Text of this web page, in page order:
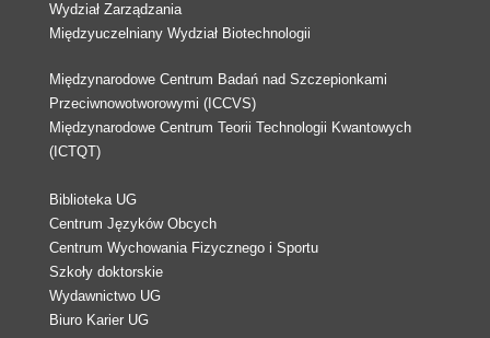
Wydział Zarządzania
Międzyuczelniany Wydział Biotechnologii
Międzynarodowe Centrum Badań nad Szczepionkami
Przeciwnowotworowymi (ICCVS)
Międzynarodowe Centrum Teorii Technologii Kwantowych
(ICTQT)
Biblioteka UG
Centrum Języków Obcych
Centrum Wychowania Fizycznego i Sportu
Szkoły doktorskie
Wydawnictwo UG
Biuro Karier UG